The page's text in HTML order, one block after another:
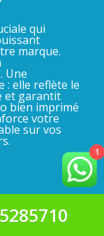
qui
marque.
Une
: elle reflète le
et garantit
bien imprimé
votre
sur vos
1